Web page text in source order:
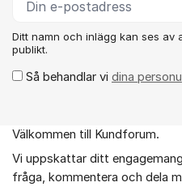
Ditt namn och inlägg kan ses av
publikt.
Så behandlar vi dina
Om forumet
Välkommen till Kundforum.
Vi uppskattar ditt
fråga, kommentera och dela